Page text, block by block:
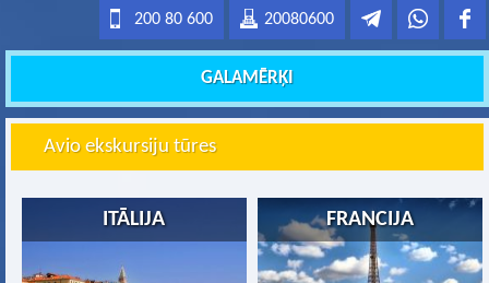
20080600
200 80 600
GALAMĒRĶI
Avio ekskursiju tūres
ITĀLIJA FRANCIJA